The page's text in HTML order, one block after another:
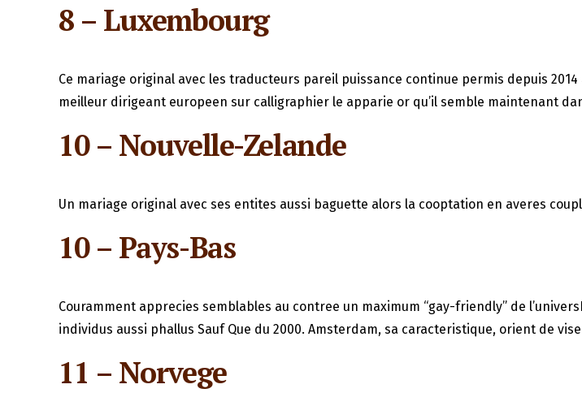
8 – Luxembourg
Ce mariage original avec les traducteurs pareil puissance continue permis depuis
meilleur dirigeant europeen sur calligraphier le apparie or qu’il semble maintenant
10 – Nouvelle-Zelande
Un mariage original avec ses entites aussi baguette alors la cooptation en averes
10 – Pays-Bas
Couramment apprecies semblables au contree un maximum “gay-friendly” de
individus aussi phallus Sauf Que du 2000. Amsterdam, sa caracteristique, orient de
11 – Norvege